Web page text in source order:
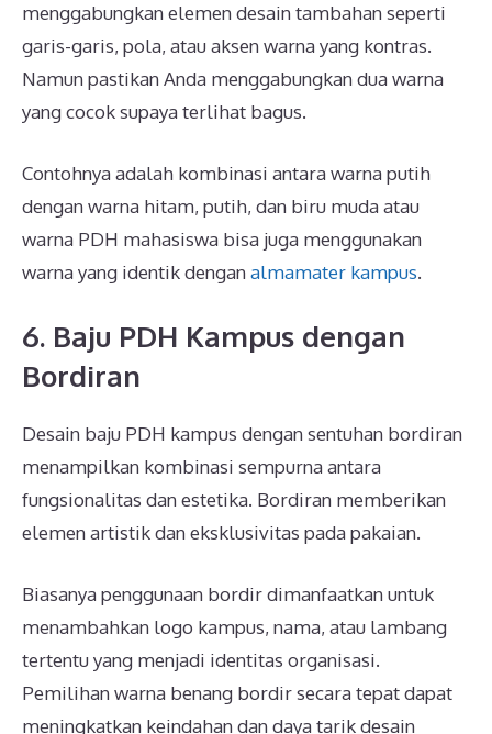
menggabungkan elemen desain tambahan seperti
garis-garis, pola, atau aksen warna yang kontras.
Namun pastikan Anda menggabungkan dua warna
yang cocok supaya terlihat bagus.
Contohnya adalah kombinasi antara warna putih
dengan warna hitam, putih, dan biru muda atau
warna PDH mahasiswa bisa juga menggunakan
warna yang identik denganalmamater kampus.
6. Baju PDH Kampus dengan
Bordiran
Desain baju PDH kampus dengan sentuhan bordiran
menampilkan kombinasi sempurna antara
fungsionalitas dan estetika. Bordiran memberikan
elemen artistik dan eksklusivitas pada pakaian.
Biasanya penggunaan bordir dimanfaatkan untuk
menambahkan logo kampus, nama, atau lambang
tertentu yang menjadi identitas organisasi.
Pemilihan warna benang bordir secara tepat dapat
meningkatkan keindahan dan daya tarik desain